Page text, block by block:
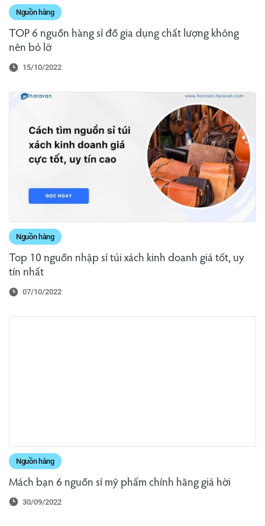
Nguồn hàng
TOP 6 nguồn hàng sỉ đồ gia dụng chất lượng không
nên bỏ lỡ
15/10/2022
Nguồn hàng
Top 10 nguồn nhập sỉ túi xách kinh doanh giá tốt, uy
tín nhất
07/10/2022
Nguồn hàng
Mách bạn 6 nguồn sỉ mỹ phẩm chính hãng giá hời
30/09/2022